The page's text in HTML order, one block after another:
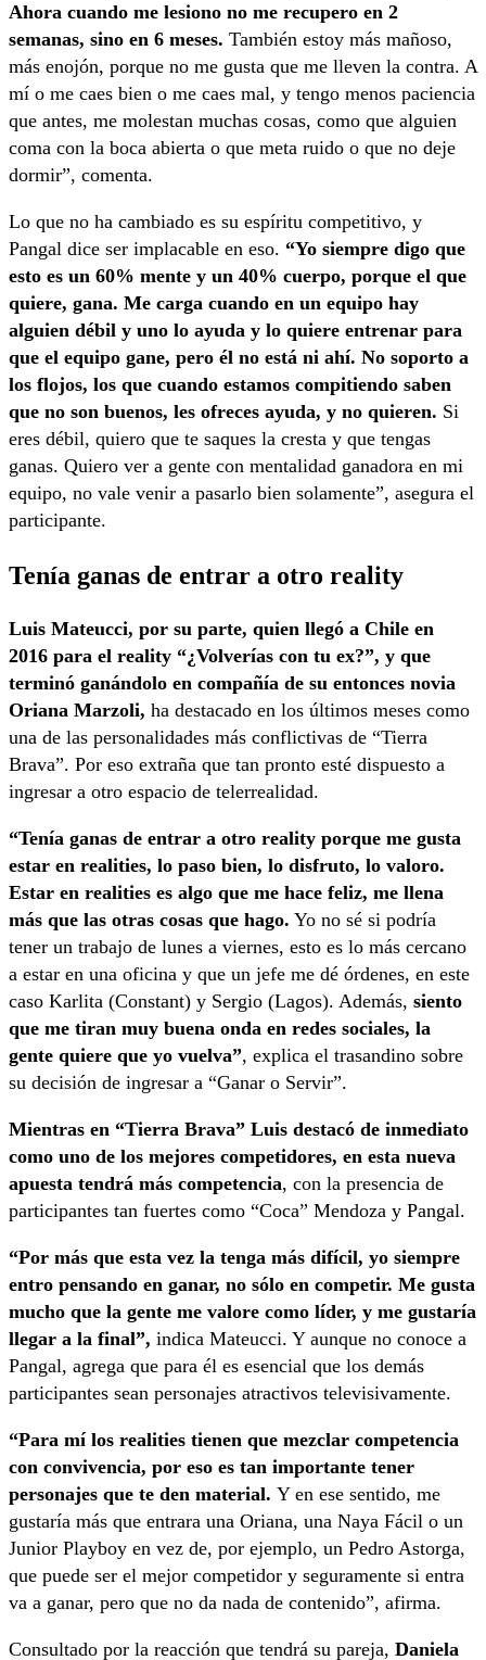
Ahora cuando me lesiono no me recupero en 2
semanas, sino en 6 meses. También estoy más mañoso,
más enojón, porque no me gusta que me lleven la contra. A
mí o me caes bien o me caes mal, y tengo menos paciencia
que antes, me molestan muchas cosas, como que alguien
coma con la boca abierta o que meta ruido o que no deje
dormir”, comenta.
Lo que no ha cambiado es su espíritu competitivo, y
Pangal dice ser implacable en eso. “Yo siempre digo que
esto es un 60% mente y un 40% cuerpo, porque el que
quiere, gana. Me carga cuando en un equipo hay
alguien débil y uno lo ayuda y lo quiere entrenar para
que el equipo gane, pero él no está ni ahí. No soporto a
los flojos, los que cuando estamos compitiendo saben
que no son buenos, les ofreces ayuda, y no quieren. Si
eres débil, quiero que te saques la cresta y que tengas
ganas. Quiero ver a gente con mentalidad ganadora en mi
equipo, no vale venir a pasarlo bien solamente”, asegura el
participante.
Tenía ganas de entrar a otro reality
Luis Mateucci, por su parte, quien llegó a Chile en
2016 para el reality “¿Volverías con tu ex?”, y que
terminó ganándolo en compañía de su entonces novia
Oriana Marzoli, ha destacado en los últimos meses como
una de las personalidades más conflictivas de “Tierra
Brava”. Por eso extraña que tan pronto esté dispuesto a
ingresar a otro espacio de telerrealidad.
“Tenía ganas de entrar a otro reality porque me gusta
estar en realities, lo paso bien, lo disfruto, lo valoro.
Estar en realities es algo que me hace feliz, me llena
más que las otras cosas que hago. Yo no sé si podría
tener un trabajo de lunes a viernes, esto es lo más cercano
a estar en una oficina y que un jefe me dé órdenes, en este
caso Karlita (Constant) y Sergio (Lagos). Además, siento
que me tiran muy buena onda en redes sociales, la
gente quiere que yo vuelva”, explica el trasandino sobre
su decisión de ingresar a “Ganar o Servir”.
Mientras en “Tierra Brava” Luis destacó de inmediato
como uno de los mejores competidores, en esta nueva
apuesta tendrá más competencia, con la presencia de
participantes tan fuertes como “Coca” Mendoza y Pangal.
“Por más que esta vez la tenga más difícil, yo siempre
entro pensando en ganar, no sólo en competir. Me gusta
mucho que la gente me valore como líder, y me gustaría
llegar a la final”, indica Mateucci. Y aunque no conoce a
Pangal, agrega que para él es esencial que los demás
participantes sean personajes atractivos televisivamente.
“Para mí los realities tienen que mezclar competencia
con convivencia, por eso es tan importante tener
personajes que te den material. Y en ese sentido, me
gustaría más que entrara una Oriana, una Naya Fácil o un
Junior Playboy en vez de, por ejemplo, un Pedro Astorga,
que puede ser el mejor competidor y seguramente si entra
va a ganar, pero que no da nada de contenido”, afirma.
Consultado por la reacción que tendrá su pareja, Daniela